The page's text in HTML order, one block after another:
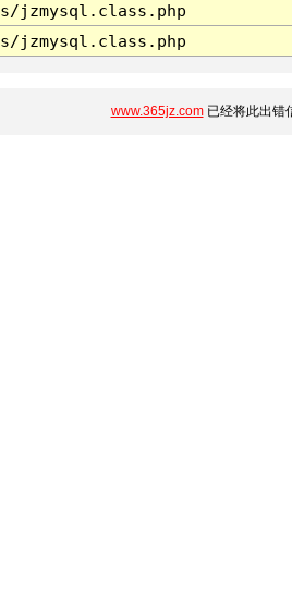
jzmysql.class.php
jzmysql.class.php
www.365jz.com已经将此出错